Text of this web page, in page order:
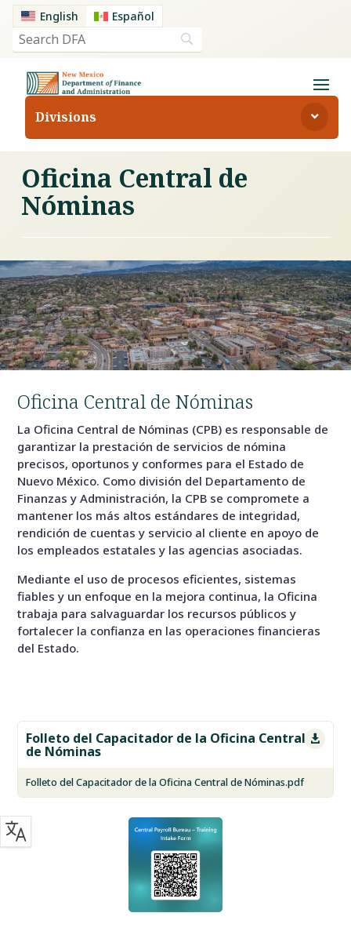
English Español
Divisions
Oficina Central de
Nóminas
Oficina Central de Nóminas
La Oficina Central de Nóminas (CPB) es responsable de
garantizar la prestación de servicios de nómina
precisos, oportunos y conformes para el Estado de
Nuevo México. Como división del Departamento de
Finanzas y Administración, la CPB se compromete a
mantener los más altos estándares de integridad,
rendición de cuentas y servicio al cliente en apoyo de
los empleados estatales y las agencias asociadas.
Mediante el uso de procesos eficientes, sistemas
fiables y un enfoque en la mejora continua, la Oficina
trabaja para salvaguardar los recursos públicos y
fortalecer la confianza en las operaciones financieras
del Estado.

Folleto del Capacitador de la Oficina Central
de Nóminas
Folleto del Capacitador de la Oficina Central de Nóminas.pdf